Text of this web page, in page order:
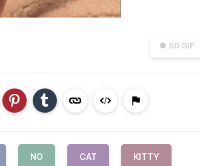
● SD GIF
NO CAT KITTY